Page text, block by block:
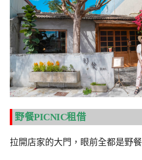
野餐PICNIC租借
拉開店家的大門，眼前全都是野